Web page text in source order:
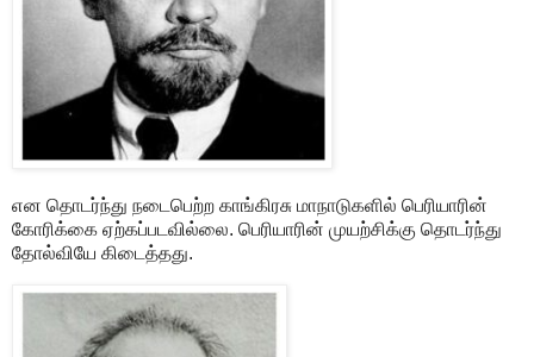
என தொடர்ந்து நடைபெற்ற காங்கிரசு மாநாடுகளில் பெரியாரின்
கோரிக்கை ஏற்கப்படவில்லை. பெரியாரின் முயற்சிக்கு தொடர்ந்து
தோல்வியே கிடைத்தது.